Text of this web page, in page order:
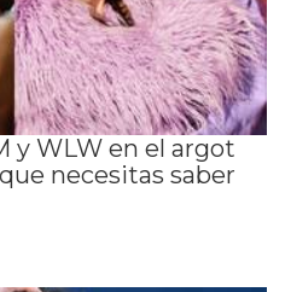
y WLW en el argot
necesitas saber